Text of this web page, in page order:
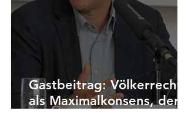
Gastbeitrag: Völkerrecht
als Maximalkonsens, der